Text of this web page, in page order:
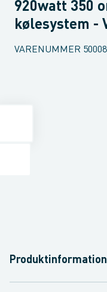
920watt 350
kølesystem -
VARENUMMER
Produktinformation